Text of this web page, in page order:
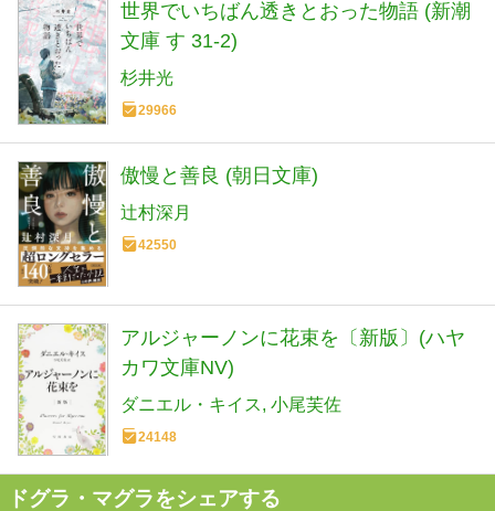
世界でいちばん透きとおった物語 (新潮
文庫 す 31-2)
杉井光
29966
傲慢と善良 (朝日文庫)
辻村深月
42550
アルジャーノンに花束を〔新版〕(ハヤ
カワ文庫NV)
ダニエル・キイス 小尾芙佐
24148
ドグラ・マグラをシェアする